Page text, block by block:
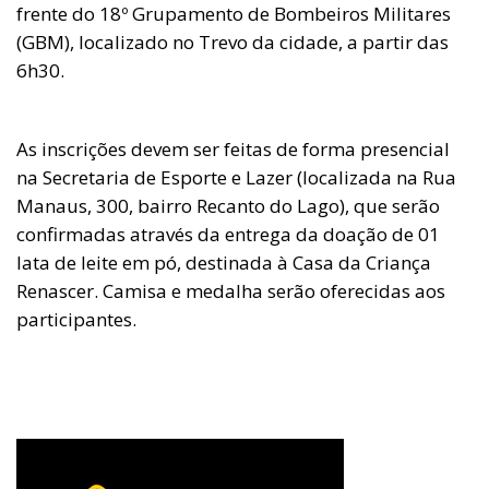
frente do 18º Grupamento de Bombeiros Militares
(GBM), localizado no Trevo da cidade, a partir das
6h30.
As inscrições devem ser feitas de forma presencial
na Secretaria de Esporte e Lazer (localizada na Rua
Manaus, 300, bairro Recanto do Lago), que serão
confirmadas através da entrega da doação de 01
lata de leite em pó, destinada à Casa da Criança
Renascer. Camisa e medalha serão oferecidas aos
participantes.